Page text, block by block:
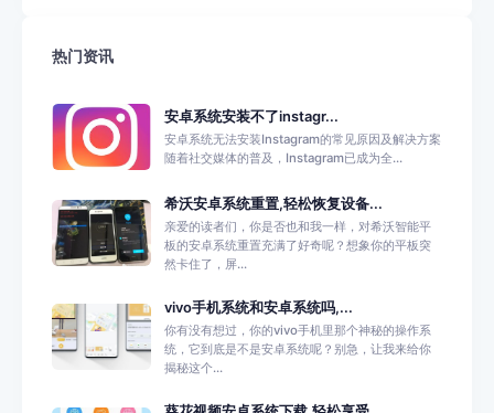
热门资讯
安卓系统安装不了instagr...
安卓系统无法安装Instagram的常见原因及解决方案
随着社交媒体的普及，Instagram已成为全...
希沃安卓系统重置,轻松恢复设备...
亲爱的读者们，你是否也和我一样，对希沃智能平
板的安卓系统重置充满了好奇呢？想象你的平板突
然卡住了，屏...
vivo手机系统和安卓系统吗,...
你有没有想过，你的vivo手机里那个神秘的操作系
统，它到底是不是安卓系统呢？别急，让我来给你
揭秘这个...